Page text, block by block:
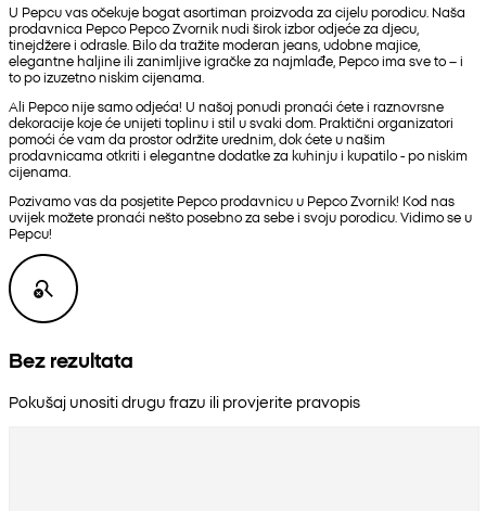
U Pepcu vas očekuje bogat asortiman proizvoda za cijelu porodicu. Naša
prodavnica Pepco Pepco Zvornik nudi širok izbor odjeće za djecu,
tinejdžere i odrasle. Bilo da tražite moderan jeans, udobne majice,
elegantne haljine ili zanimljive igračke za najmlađe, Pepco ima sve to – i
to po izuzetno niskim cijenama.
Ali Pepco nije samo odjeća! U našoj ponudi pronaći ćete i raznovrsne
dekoracije koje će unijeti toplinu i stil u svaki dom. Praktični organizatori
pomoći će vam da prostor održite urednim, dok ćete u našim
prodavnicama otkriti i elegantne dodatke za kuhinju i kupatilo - po niskim
cijenama.
Pozivamo vas da posjetite Pepco prodavnicu u Pepco Zvornik! Kod nas
uvijek možete pronaći nešto posebno za sebe i svoju porodicu. Vidimo se u
Pepcu!
Bez rezultata
Pokušaj unositi drugu frazu ili provjerite pravopis